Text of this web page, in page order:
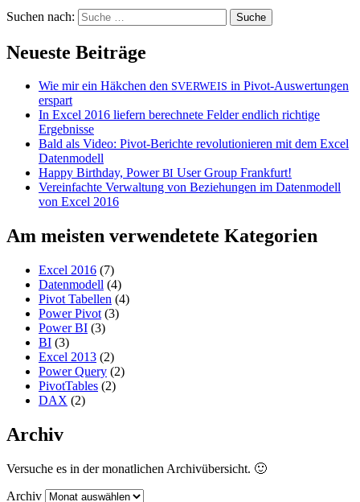
Suchen nach:
Neueste Beiträge
Wie mir ein Häkchen den SVERWEIS in Pivot-Auswertungen
erspart
In Excel 2016 liefern berechnete Felder endlich richtige
Ergebnisse
Bald als Video: Pivot-Berichte revolutionieren mit dem Excel
Datenmodell
Happy Birthday, PowerBI User Group Frankfurt!
Vereinfachte Verwaltung von Beziehungen im Datenmodell
von Excel 2016
Am meisten verwendetete Kategorien
Excel 2016 (7)
Datenmodell (4)
Pivot Tabellen (4)
Power Pivot (3)
Power BI (3)
BI (3)
Excel 2013 (2)
Power Query (2)
PivotTables (2)
DAX (2)
Archiv
Versuche es in der monatlichen Archivübersicht. 🙂
Archiv